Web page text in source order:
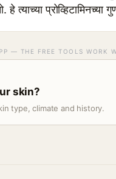
त्याच्या प्रोव्हिटामिनच्या
— THE FREE TOOLS WORK
skin?
type, climate and history.